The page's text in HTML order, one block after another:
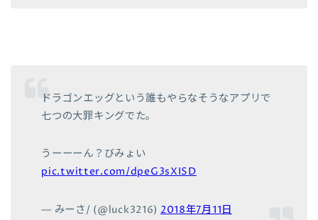
ドラゴンエッグという誰もやらなそうなアプリで
七つの大罪キングでた。
うーーーん？びみょい
pic.twitter.com/dpeG3sXISD
— みーさ/ (@luck3216)2018年7月11日